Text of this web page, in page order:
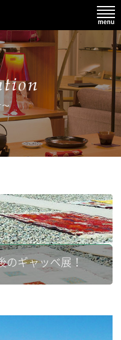
のギャッベ展！